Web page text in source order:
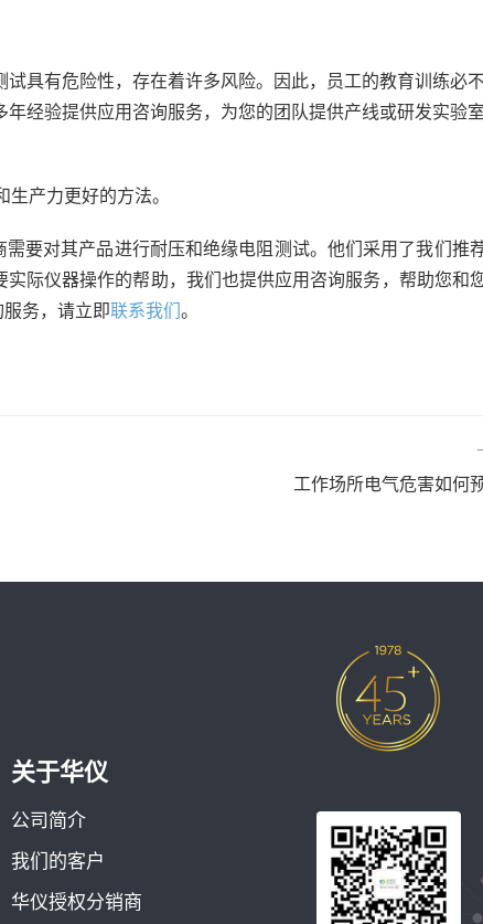
具有危险性，存在着许多风险。因此，员工的教育训练必
经验提供应用咨询服务，为您的团队提供产线或研发实验
产力更好的方法。
要对其产品进行耐压和绝缘电阻测试。他们采用了我们推
实际仪器操作的帮助，我们也提供应用咨询服务，帮助您和
务，请立即联系我们 。
工作场所电气危害如何
关于华仪
公司简介
我们的客户
华仪授权分销商